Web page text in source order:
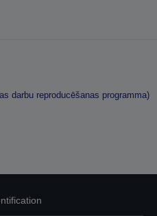
darbu reproducēšanas programma)